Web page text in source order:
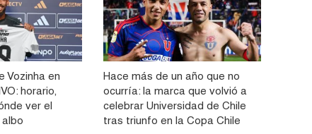
Vozinha en
horario,
ver el
Hace más de un año que no
ocurría: la marca que volvió a
celebrar Universidad de Chile
tras triunfo en la Copa Chile